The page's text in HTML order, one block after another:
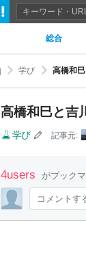
総合
学び 高橋和
高橋和巳と吉
学び 記事元:
4users がブック
コメントす